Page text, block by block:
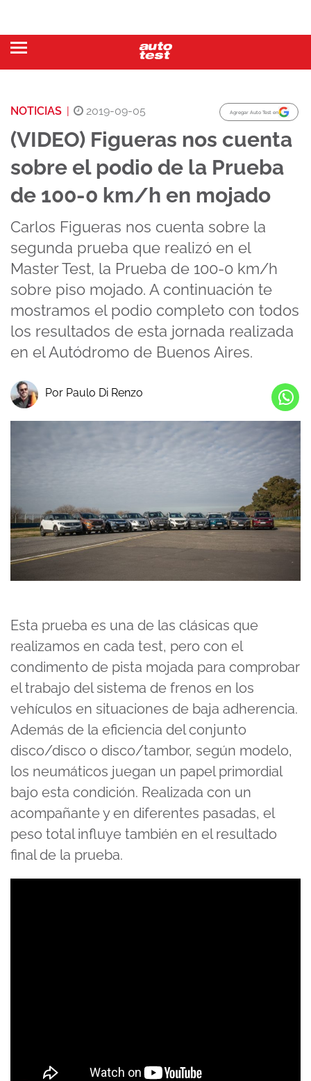
NOTICIAS | 2019-09-05 Agregar Auto Test en
(VIDEO) Figueras nos cuenta
sobre el podio de la Prueba
de 100-0 km/h en mojado
Carlos Figueras nos cuenta sobre la
segunda prueba que realizó en el
Master Test, la Prueba de 100-0 km/h
sobre piso mojado. A continuación te
mostramos el podio completo con todos
los resultados de esta jornada realizada
en el Autódromo de Buenos Aires.
Por Paulo Di Renzo
Esta prueba es una de las clásicas que
realizamos en cada test, pero con el
condimento de pista mojada para comprobar
el trabajo del sistema de frenos en los
vehículos en situaciones de baja adherencia.
Además de la eficiencia del conjunto
disco/disco o disco/tambor, según modelo,
los neumáticos juegan un papel primordial
bajo esta condición. Realizada con un
acompañante y en diferentes pasadas, el
peso total influye también en el resultado
final de la prueba.